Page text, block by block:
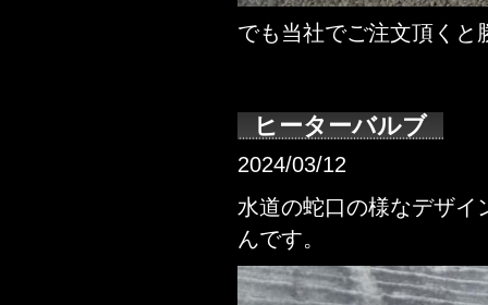
でも当社でご注文頂くと
ヒーターバルブ
2024/03/12
水道の蛇口の様なデザイ
んです。